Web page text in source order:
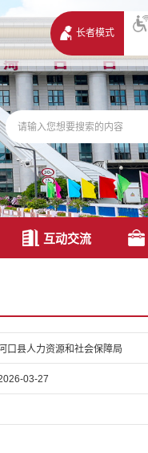
长者模式
互动交流
口县人力资源和社会保障局
03-27